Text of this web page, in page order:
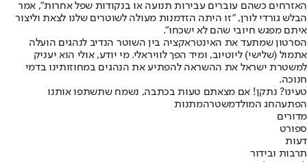
האזרחים כשהם עוברים עבירות תנועה או בנקודות שפל אחרות", אמר
הבלש גורדי לורן, "זו היתה הזדמנות מעולה לשוטרים שלנו לצאת וליצור
איתם מפגש חיובי שהם לא ישכחו".
הסרטון שמתעד את האינטראקציה בין השוטר הנדיב לנהגים הועלה
אתמול (שלישי) ליוטיוב, ומיד הפך לוויראלי. מי יודע, אולי הוא יעניק
למשטרת ישראל את ההשראה להפתיע את הנהגים במחוזותינו בדמי
חנוכה.
טעינו? נתקן! אם מצאתם טעות בכתבה, נשמח שתשתפו אותנו
הפתעהחג המולדמשטרהמתנות
מדורים
ספורט
דעות
תרבות ובידור